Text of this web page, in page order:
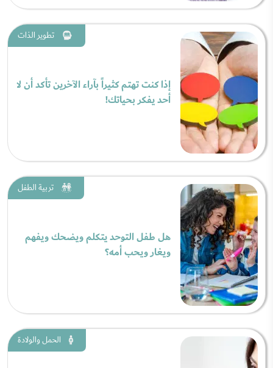
تطوير الذات
إذا كنت تهتم كثيراً بآراء الآخرين تأكد أن لا
أحد يفكر بحياتك!
تربية الطفل
هل طفل التوحد يتكلم ويضحك ويفهم
ويغار ويحب أمه؟
الحمل والولادة